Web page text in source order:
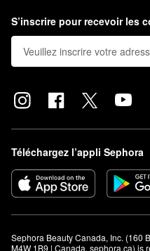
S’inscrire pour recevoir les
Téléchargez l’appli Sephora
Sephora Beauty Canada, Inc. (160
M4W 1B9 | Canada, sephora.ca) is